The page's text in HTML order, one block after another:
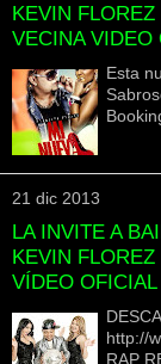
KEVIN
VECINA VIDEO
Esta
21 dic 2013
LA INVITE A
KEVIN
VÍDEO OFICIAL
http://
RAP